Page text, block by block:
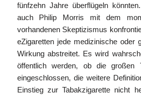
fünfzehn Jahre überflügeln
auch Philip Morris mit dem
vorhandenen Skeptizismus
eZigaretten jede medizinische oder
Wirkung abstreitet. Es wird
öffentlich werden, ob die großen
eingeschlossen, die weitere
Einstieg zur Tabakzigarette nicht